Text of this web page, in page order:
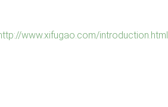
www.xifugao.com/introduction.html